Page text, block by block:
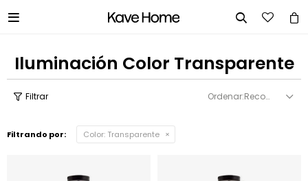
 
Iluminación Color Transparente
Recomendados
Filtrando por: Color: Transparente